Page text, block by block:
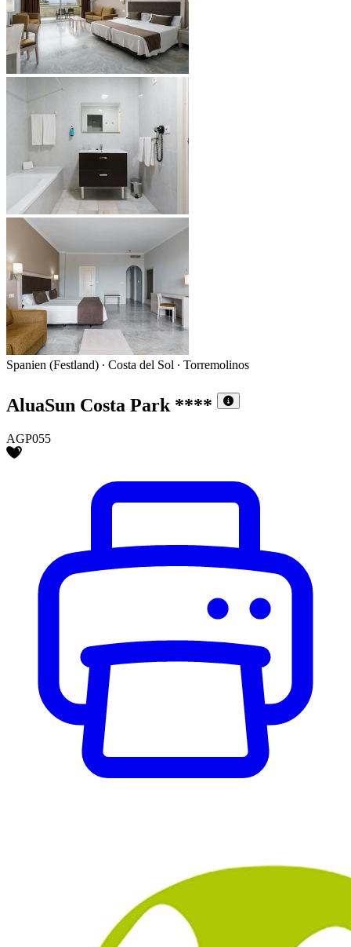
Spanien (Festland) ∙ Costa del Sol ∙ Torremolinos
AluaSun Costa Park ****
AGP055